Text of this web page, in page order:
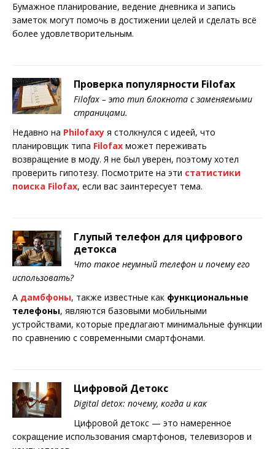
Бумажное планирование, ведение дневника и запись
заметок могут помочь в достижении целей и сделать всё
более удовлетворительным.
Проверка популярности Filofax
Filofax – это тип блокнота с заменяемыми
страницами.
Недавно на Philofaxy я столкнулся с идеей, что
планировщик типа Filofax может переживать
возвращение в моду. Я не был уверен, поэтому хотел
проверить гипотезу. Посмотрите на эти статистики
поиска Filofax, если вас заинтересует тема.
Глупый телефон для цифрового
детокса
Что такое неумный телефон и почему его
использовать?
A дамбфоны, также известные как функциональные
телефоны, являются базовыми мобильными
устройствами, которые предлагают минимальные функции
по сравнению с современными смартфонами.
Цифровой Детокс
Digital detox: почему, когда и как
Цифровой детокс — это намеренное
сокращение использования смартфонов, телевизоров и